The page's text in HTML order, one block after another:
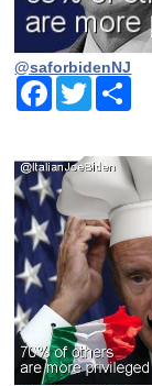
@saforbidenNJ
Facebook
Twitter